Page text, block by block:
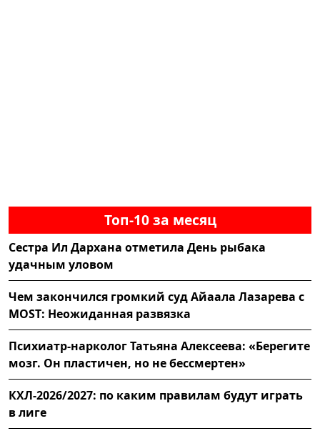
Топ-10 за месяц
Сестра Ил Дархана отметила День рыбака
удачным уловом
Чем закончился громкий суд Айаала Лазарева с
MOST: Неожиданная развязка
Психиатр-нарколог Татьяна Алексеева: «Берегите
мозг. Он пластичен, но не бессмертен»
КХЛ-2026/2027: по каким правилам будут играть
в лиге